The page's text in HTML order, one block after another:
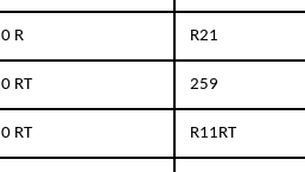
R R21
RT 259
RT R11RT